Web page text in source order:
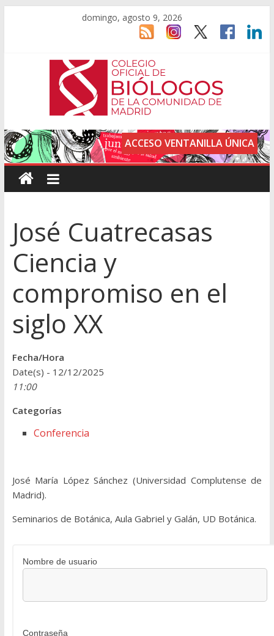
domingo, agosto 9, 2026
ACCESO VENTANILLA ÚNICA
José Cuatrecasas
Ciencia y
compromiso en el
siglo XX
Fecha/Hora
Date(s) - 12/12/2025
11:00
Categorías
Conferencia
José María López Sánchez (Universidad Complutense de
Madrid).
Seminarios de Botánica, Aula Gabriel y Galán, UD Botánica.
Nombre de usuario
Contraseña